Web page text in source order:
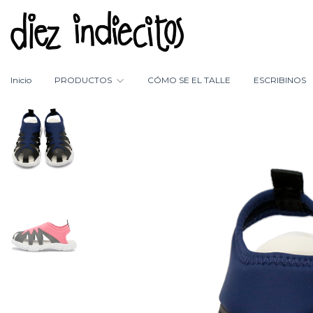
Inicio PRODUCTOS CÓMO SE EL TALLE ESCRIBINOS